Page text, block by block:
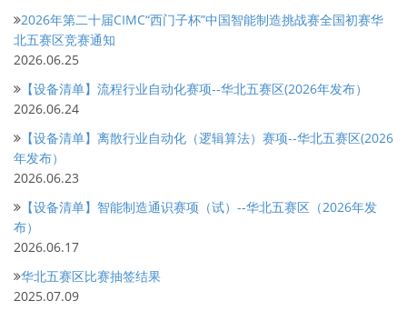
2026年第二十届CIMC“西门子杯”中国智能制造挑战赛全国初赛华
北五赛区竞赛通知
2026.06.25
【设备清单】流程行业自动化赛项--华北五赛区(2026年发布）
2026.06.24
【设备清单】离散行业自动化（逻辑算法）赛项--华北五赛区(2026
年发布）
2026.06.23
【设备清单】智能制造通识赛项（试）--华北五赛区（2026年发
布）
2026.06.17
华北五赛区比赛抽签结果
2025.07.09